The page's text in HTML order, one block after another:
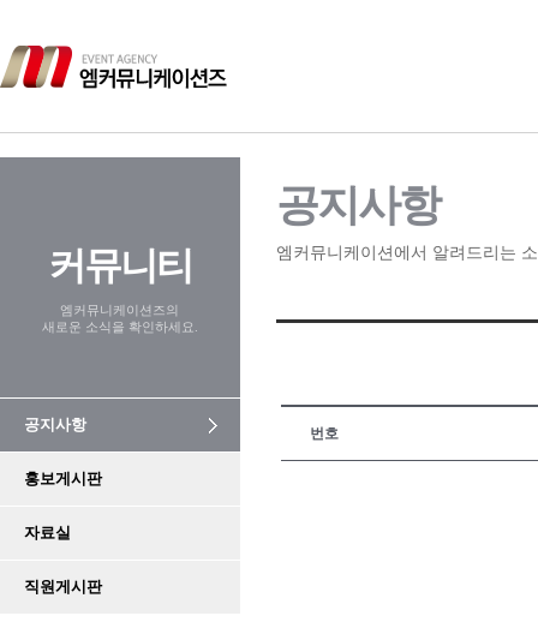
커뮤니티
엠커뮤니케이션즈의
새로운 소식을 확인하세요.
공지사항
홍보게시판
자료실
직원게시판
공지사항
엠커뮤니케이션에서 알려드리는
번호